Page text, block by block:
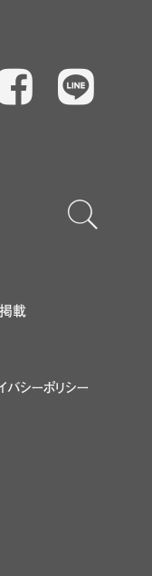
LINE
載
バシーポリシー